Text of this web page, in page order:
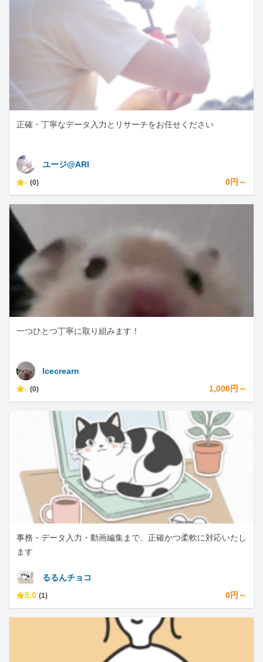
正確・丁寧なデータ入力とリサーチをお任せください
ユージ@ARI
- (0) 0円～
一つひとつ丁寧に取り組みます！
lcecrearn
- (0) 1,000円～
事務・データ入力・動画編集まで、正確かつ柔軟に対応いたし
ます
るるんチョコ
5.0 (1) 0円～